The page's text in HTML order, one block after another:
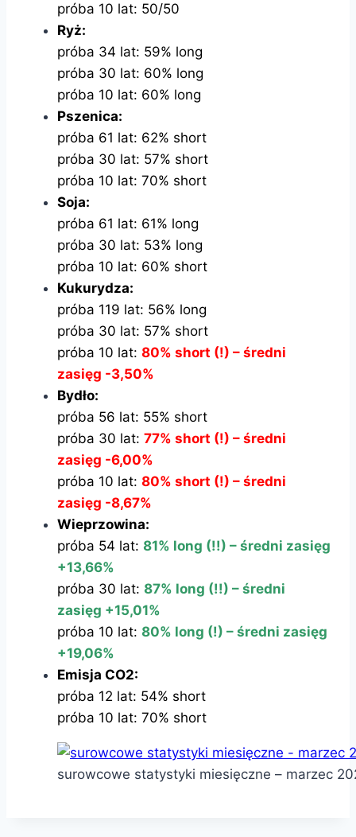
próba 10 lat: 50/50
Ryż:
próba 34 lat: 59% long
próba 30 lat: 60% long
próba 10 lat: 60% long
Pszenica:
próba 61 lat: 62% short
próba 30 lat: 57% short
próba 10 lat: 70% short
Soja:
próba 61 lat: 61% long
próba 30 lat: 53% long
próba 10 lat: 60% short
Kukurydza:
próba 119 lat: 56% long
próba 30 lat: 57% short
próba 10 lat: 80% short (!) – średni
zasięg -3,50%
Bydło:
próba 56 lat: 55% short
próba 30 lat: 77% short (!) – średni
zasięg -6,00%
próba 10 lat: 80% short (!) – średni
zasięg -8,67%
Wieprzowina:
próba 54 lat: 81% long (!!) – średni zasięg
+13,66%
próba 30 lat: 87% long (!!) – średni
zasięg +15,01%
próba 10 lat: 80% long (!) – średni zasięg
+19,06%
Emisja CO2:
próba 12 lat: 54% short
próba 10 lat: 70% short
surowcowe statystyki miesięczne – marzec